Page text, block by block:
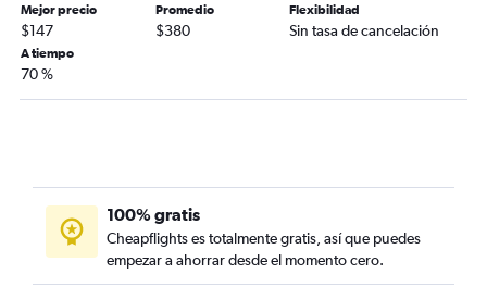
Mejor precio
$147
Promedio
$380
Flexibilidad
Sin tasa de cancelación
A tiempo
70 %
100% gratis
Cheapflights es totalmente gratis, así que puedes
empezar a ahorrar desde el momento cero.